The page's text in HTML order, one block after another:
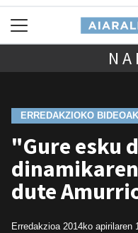
ERREDAKZIOKO BIDEOAK
"Gure esku
dute
Erredakzioa 2014ko apirilaren